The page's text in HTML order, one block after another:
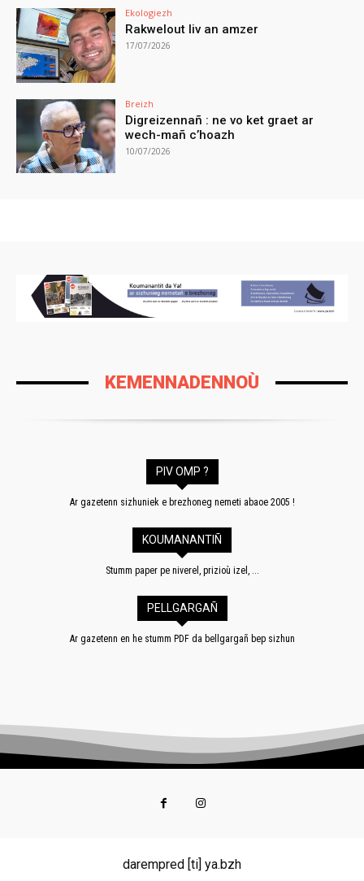
Ekologiezh
Rakwelout liv an amzer
17/07/2026
Breizh
Digreizennañ : ne vo ket graet ar
wech-mañ c’hoazh
10/07/2026
KEMENNADENNOÙ
PIV OMP ?
Ar gazetenn sizhuniek e brezhoneg nemeti abaoe 2005 !
KOUMANANTIÑ
Stumm paper pe niverel, prizioù izel, ...
PELLGARGAÑ
Ar gazetenn en he stumm PDF da bellgargañ bep sizhun
darempred [ti] ya.bzh